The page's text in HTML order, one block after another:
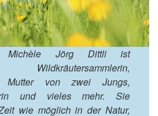
Michèle Jörg Dittli ist
Wildkräutersammlerin,
Mutter von zwei Jungs,
und vieles mehr. Sie
wie möglich in der Natur,